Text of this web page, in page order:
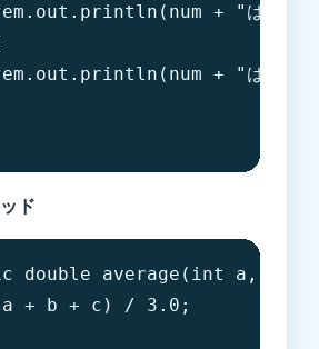
+ "は偶数
+ "は奇数
ド
double average(int a,
+ b + c) / 3.0;